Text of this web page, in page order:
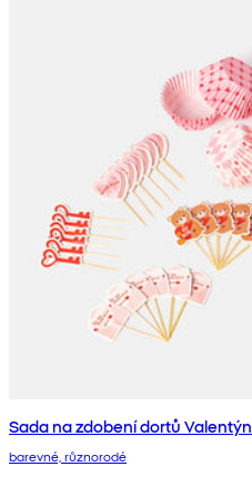
Sada na zdobení dortů Valentýn
barevné, různorodé